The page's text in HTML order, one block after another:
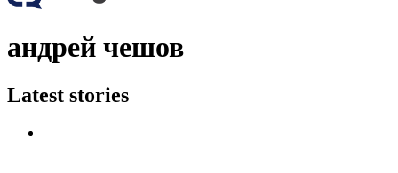
андрей чешов
Latest stories